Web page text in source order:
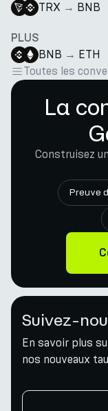
TRX → BNB
PLUS
BNB → ETH
Toutes les
La
Construisez
Preuve
Suivez-
En savoir plus
nos nouveaux